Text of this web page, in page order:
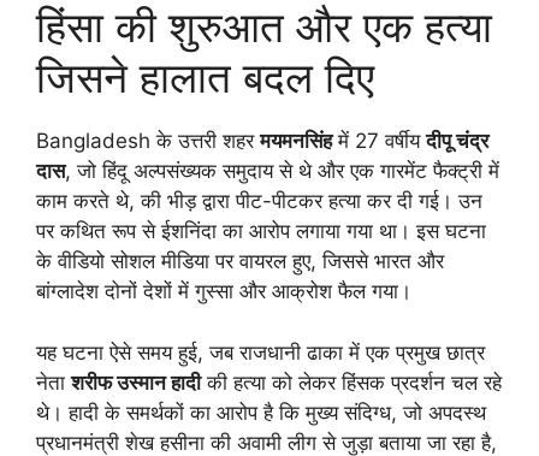
हिंसा की शुरुआत और एक हत्या
जिसने हालात बदल दिए
Bangladesh के उत्तरी शहरमयमनसिंहमें 27 वर्षीयदीपू चंद्र
दास, जो हिंदू अल्पसंख्यक समुदाय से थे और एक गारमेंट फैक्ट्री में
काम करते थे, की भीड़ द्वारा पीट-पीटकर हत्या कर दी गई। उन
पर कथित रूप से ईशनिंदा का आरोप लगाया गया था। इस घटना
के वीडियो सोशल मीडिया पर वायरल हुए, जिससे भारत और
बांग्लादेश दोनों देशों में गुस्सा और आक्रोश फैल गया।
यह घटना ऐसे समय हुई, जब राजधानी ढाका में एक प्रमुख छात्र
नेताशरीफ उस्मान हादीकी हत्या को लेकर हिंसक प्रदर्शन चल रहे
थे। हादी के समर्थकों का आरोप है कि मुख्य संदिग्ध, जो अपदस्थ
प्रधानमंत्री शेख हसीना की अवामी लीग से जुड़ा बताया जा रहा है,